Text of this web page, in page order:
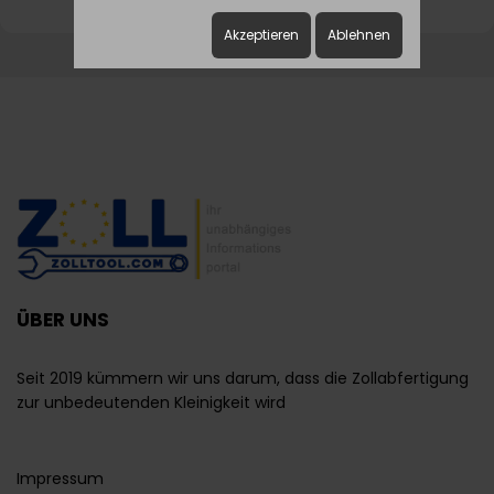
ÜBER UNS
Seit 2019 kümmern wir uns darum, dass die Zollabfertigung
zur unbedeutenden Kleinigkeit wird
Impressum
Akzeptieren Ablehnen